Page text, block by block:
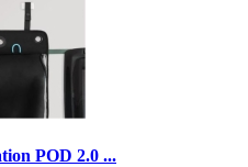
POD 2.0 ...